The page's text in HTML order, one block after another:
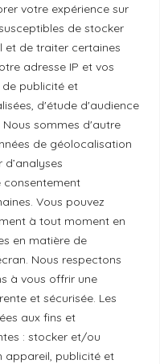
votre expérience sur
de stocker
et de traiter certaines
adresse IP et vos
publicité et
d'étude d'audience
sommes d'autre
de géolocalisation
consentement
Vous pouvez
à tout moment en
en matière de
Nous respectons
à vous offrir une
et sécurisée. Les
aux fins et
: stocker et/ou
appareil, publicité et